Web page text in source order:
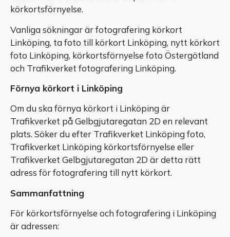
körkortsförnyelse.
Vanliga sökningar är fotografering körkort
Linköping, ta foto till körkort Linköping, nytt körkort
foto Linköping, körkortsförnyelse foto Östergötland
och Trafikverket fotografering Linköping.
Förnya körkort i Linköping
Om du ska förnya körkort i Linköping är
Trafikverket på Gelbgjutaregatan 2D en relevant
plats. Söker du efter Trafikverket Linköping foto,
Trafikverket Linköping körkortsförnyelse eller
Trafikverket Gelbgjutaregatan 2D är detta rätt
adress för fotografering till nytt körkort.
Sammanfattning
För körkortsförnyelse och fotografering i Linköping
är adressen: